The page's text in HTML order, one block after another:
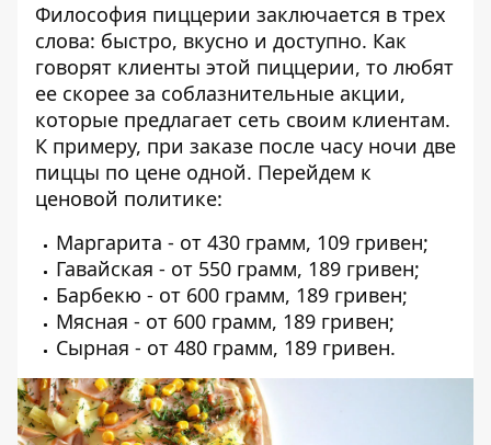
Философия пиццерии заключается в трех
слова: быстро, вкусно и доступно. Как
говорят клиенты этой пиццерии, то любят
ее скорее за соблазнительные акции,
которые предлагает сеть своим клиентам.
К примеру, при заказе после часу ночи две
пиццы по цене одной. Перейдем к
ценовой политике:
Маргарита - от 430 грамм, 109 гривен;
Гавайская - от 550 грамм, 189 гривен;
Барбекю - от 600 грамм, 189 гривен;
Мясная - от 600 грамм, 189 гривен;
Сырная - от 480 грамм, 189 гривен.